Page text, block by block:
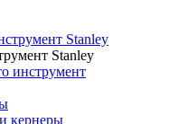
Stanley
Stanley
инструмент
кернеры